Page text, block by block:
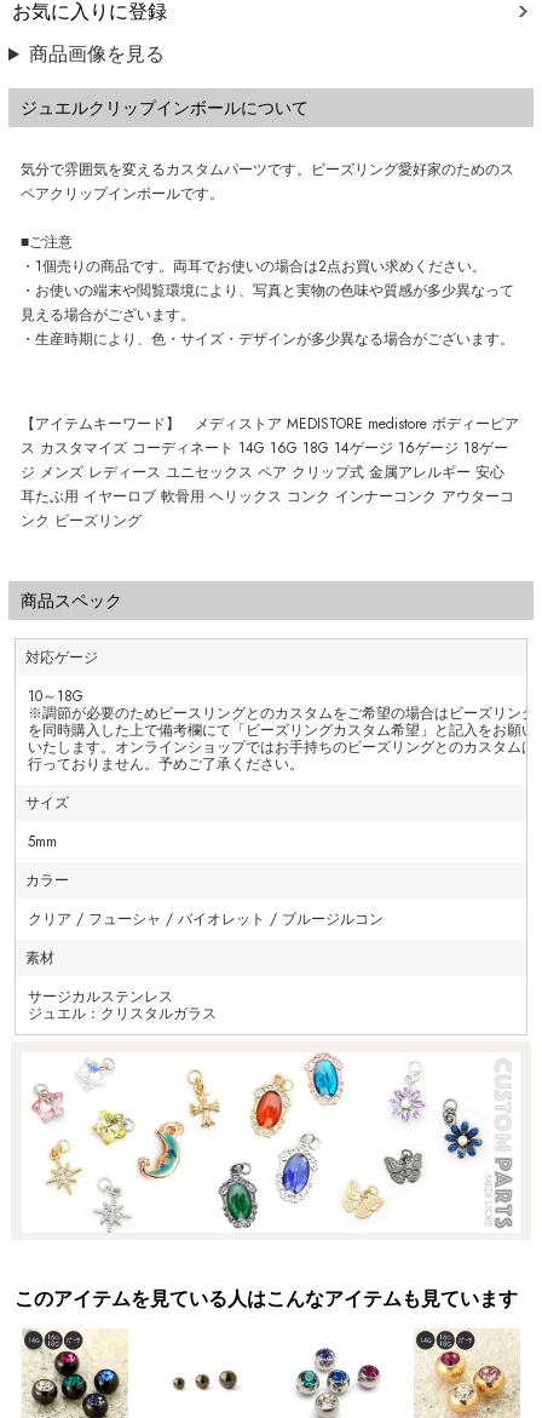
お気に入りに登録
商品画像を見る
ジュエルクリップインボールについて
気分で雰囲気を変えるカスタムパーツです。ビーズリング愛好家のためのス
ペアクリップインボールです。
■ご注意
・1個売りの商品です。両耳でお使いの場合は2点お買い求めください。
・お使いの端末や閲覧環境により、写真と実物の色味や質感が多少異なって
見える場合がございます。
・生産時期により、色・サイズ・デザインが多少異なる場合がございます。
【アイテムキーワード】 メディストア MEDISTORE medistore ボディーピア
ス カスタマイズ コーディネート 14G 16G 18G 14ゲージ 16ゲージ 18ゲー
ジ メンズ レディース ユニセックス ペア クリップ式 金属アレルギー 安心
耳たぶ用 イヤーロブ 軟骨用 ヘリックス コンク インナーコンク アウターコ
ンク ビーズリング
商品スペック
対応ゲージ
10～18G
※調節が必要のためビースリングとのカスタムをご希望の場合はビーズリング
を同時購入した上で備考欄にて「ビーズリングカスタム希望」と記入をお願い
いたします。オンラインショップではお手持ちのビーズリングとのカスタムは
行っておりません。予めご了承ください。
サイズ
5mm
カラー
クリア / フューシャ / バイオレット / ブルージルコン
素材
サージカルステンレス
ジュエル：クリスタルガラス
このアイテムを見ている人はこんなアイテムも見ています